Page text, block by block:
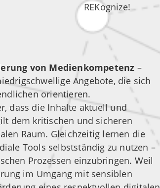
REKognize!
von Medienkompetenz –
Angebote, die sich
orientieren.
dass die Inhalte aktuell und
dem kritischen und sicheren
Raum. Gleichzeitig lernen die
Tools selbstständig zu nutzen –
Prozessen einzubringen. Weil
im Umgang mit sensiblen